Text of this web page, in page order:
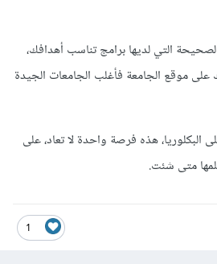
التي لديها برامج تناسب أهدافك،
على موقع الجامعة فأغلب الجامعات الجيدة
البكلوريا، هذه فرصة واحدة لا تعاد، على
متى شئت.
1